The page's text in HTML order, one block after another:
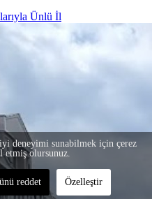
Ünlü İl
deneyimi sunabilmek için çerez
etmiş olursunuz.
reddet Özelleştir